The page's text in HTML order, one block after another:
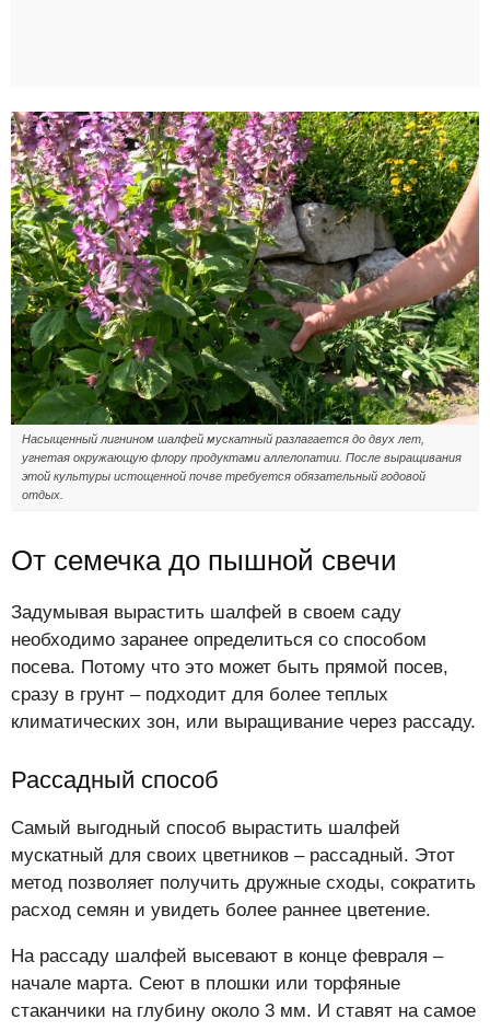
Насыщенный лигнином шалфей мускатный разлагается до двух лет,
угнетая окружающую флору продуктами аллелопатии. После выращивания
этой культуры истощенной почве требуется обязательный годовой
отдых.
От семечка до пышной свечи
Задумывая вырастить шалфей в своем саду
необходимо заранее определиться со способом
посева. Потому что это может быть прямой посев,
сразу в грунт – подходит для более теплых
климатических зон, или выращивание через рассаду.
Рассадный способ
Самый выгодный способ вырастить шалфей
мускатный для своих цветников – рассадный. Этот
метод позволяет получить дружные сходы, сократить
расход семян и увидеть более раннее цветение.
На рассаду шалфей высевают в конце февраля –
начале марта. Сеют в плошки или торфяные
стаканчики на глубину около 3 мм. И ставят на самое